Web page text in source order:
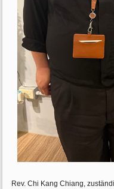
Rev. Chi Kang Chiang,